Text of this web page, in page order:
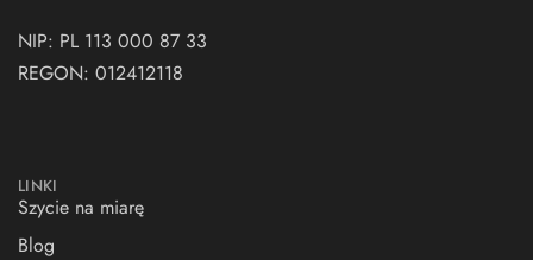
NIP: PL 113 000 87 33
REGON: 012412118
LINKI
Szycie na miarę
Blog